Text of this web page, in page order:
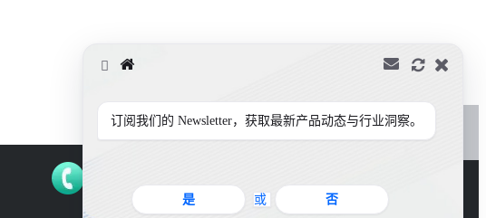
订阅我们的 Newsletter，获取最新产品动态与行业洞察。
是 或 否